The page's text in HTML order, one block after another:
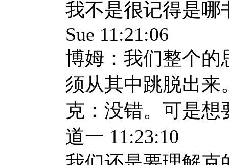
我不是很记得是哪
Sue 11:21:06
博姆：我们整个的
须从其中跳脱出来
克：没错。可是
道一 11:23:10